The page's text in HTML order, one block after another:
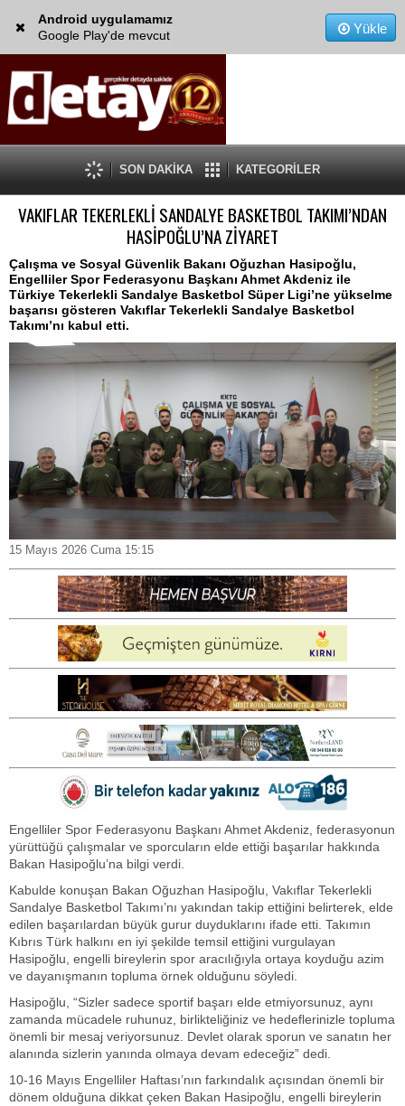
Android uygulamamız
Google Play'de mevcut
Yükle
SON DAKİKA KATEGORİLER
VAKIFLAR TEKERLEKLİ SANDALYE BASKETBOL TAKIMI’NDAN
HASİPOĞLU’NA ZİYARET
Çalışma ve Sosyal Güvenlik Bakanı Oğuzhan Hasipoğlu,
Engelliler Spor Federasyonu Başkanı Ahmet Akdeniz ile
Türkiye Tekerlekli Sandalye Basketbol Süper Ligi’ne yükselme
başarısı gösteren Vakıflar Tekerlekli Sandalye Basketbol
Takımı’nı kabul etti.
15 Mayıs 2026 Cuma 15:15
Engelliler Spor Federasyonu Başkanı Ahmet Akdeniz, federasyonun
yürüttüğü çalışmalar ve sporcuların elde ettiği başarılar hakkında
Bakan Hasipoğlu’na bilgi verdi.
Kabulde konuşan Bakan Oğuzhan Hasipoğlu, Vakıflar Tekerlekli
Sandalye Basketbol Takımı’nı yakından takip ettiğini belirterek, elde
edilen başarılardan büyük gurur duyduklarını ifade etti. Takımın
Kıbrıs Türk halkını en iyi şekilde temsil ettiğini vurgulayan
Hasipoğlu, engelli bireylerin spor aracılığıyla ortaya koyduğu azim
ve dayanışmanın topluma örnek olduğunu söyledi.
Hasipoğlu, “Sizler sadece sportif başarı elde etmiyorsunuz, aynı
zamanda mücadele ruhunuz, birlikteliğiniz ve hedeflerinizle topluma
önemli bir mesaj veriyorsunuz. Devlet olarak sporun ve sanatın her
alanında sizlerin yanında olmaya devam edeceğiz” dedi.
10-16 Mayıs Engelliler Haftası’nın farkındalık açısından önemli bir
dönem olduğuna dikkat çeken Bakan Hasipoğlu, engelli bireylerin